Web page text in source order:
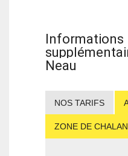
Informations
Neau
NOS TARIFS
ZONE DE